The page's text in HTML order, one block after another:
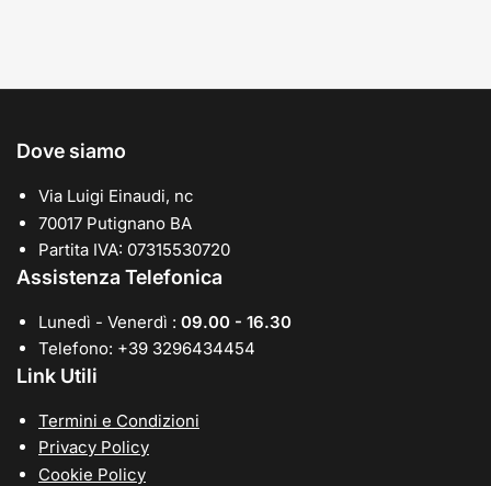
Dove siamo
Via Luigi Einaudi, nc
70017 Putignano BA
Partita IVA: 07315530720
Assistenza Telefonica
Lunedì - Venerdì : 09.00 - 16.30
Telefono: +39 3296434454
Link Utili
Termini e Condizioni
Privacy Policy
Cookie Policy